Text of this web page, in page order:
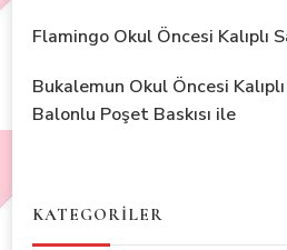
Flamingo Okul Öncesi Kalıplı
Bukalemun Okul Öncesi
Balonlu Poşet Baskısı ile
KATEGORİLER